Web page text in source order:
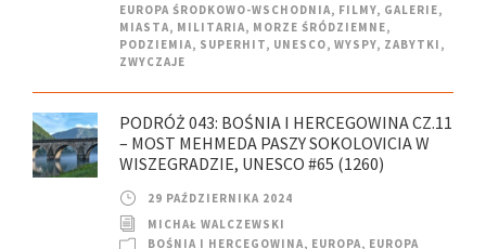
EUROPA ŚRODKOWO-WSCHODNIA, FILMY, GALERIE,
MIASTA, MILITARIA, MORZE ŚRÓDZIEMNE,
PODZIEMIA, SUPERHIT, UNESCO, WYSPY, ZABYTKI ,
ZWYCZAJE
PODRÓŻ 043: BOŚNIA I HERCEGOWINA CZ.11
– MOST MEHMEDA PASZY SOKOLOVICIA W
WISZEGRADZIE, UNESCO #65 (1260)
29 PAŹDZIERNIKA 2024
MICHAŁ WALCZEWSKI
BOŚNIA I HERCEGOWINA, EUROPA, EUROPA